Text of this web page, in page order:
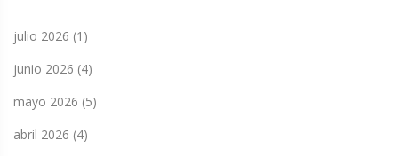
julio 2026 (1)
junio 2026 (4)
mayo 2026 (5)
abril 2026 (4)